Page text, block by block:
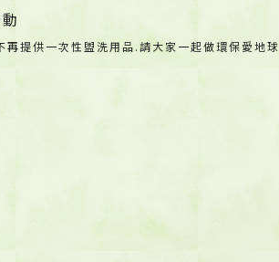
提供一次性盥洗用品.請大家一起做環保愛地球